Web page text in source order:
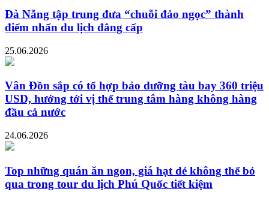
Đà Nẵng tập trung đưa “chuỗi đảo ngọc” thành
điểm nhấn du lịch đẳng cấp
25.06.2026
Vân Đồn sắp có tổ hợp bảo dưỡng tàu bay 360 triệu
USD, hướng tới vị thế trung tâm hàng không hàng
đầu cả nước
24.06.2026
Top những quán ăn ngon, giá hạt dẻ không thể bỏ
qua trong tour du lịch Phú Quốc tiết kiệm